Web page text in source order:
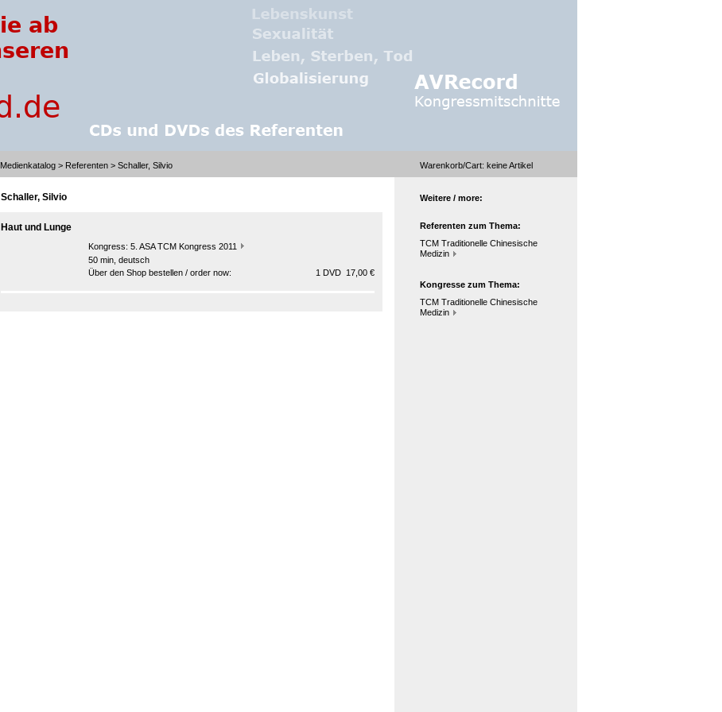
Medienkatalog > Referenten > Schaller, Silvio Warenkorb/Cart: keineArtikel
Schaller, Silvio
Haut und Lunge
Kongress: 5. ASA TCM Kongress 2011
50 min, deutsch
Über den Shop bestellen / order now:
1 DVD 17,00 €
Weitere / more:
Referenten zum Thema:
TCM Traditionelle Chinesische
Medizin
Kongresse zum Thema:
TCM Traditionelle Chinesische
Medizin